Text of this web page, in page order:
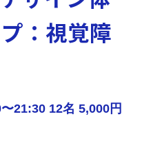
：視覚障
21:30 12名 5,000円